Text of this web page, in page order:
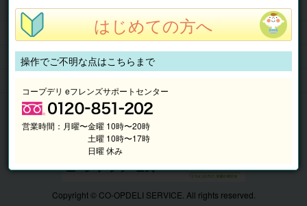
くらしのサービス
このサイトの使い方
マイページ
Copyright © CO-OPDELI SERVICE. All rights reserved.
はじめての方へ
操作でご不明な点はこちらまで
コープデリ eフレンズサポートセンター
営業時間： 月曜〜金曜 10時〜20時
土曜 10時〜17時
日曜 休み